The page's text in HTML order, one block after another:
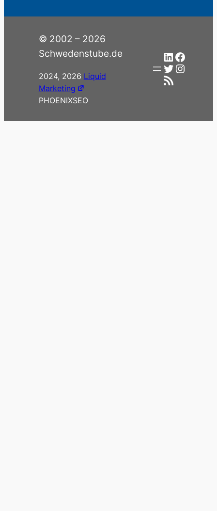
© 2002 – 2026
Schwedenstube.de
2024, 2026 Liquid
Marketing
PHOENIXSEO
LinkedIn
Twitter
RSS-Feed